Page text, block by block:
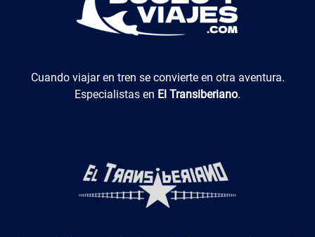
El Transiberiano
Cuando viajar en tren se convierte en otra aventura.
Especialistas en El Transiberiano.